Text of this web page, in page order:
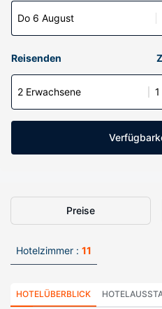
Do 6 August
Reisenden
2 Erwachsene
Preise
Hotelzimmer : 11
HOTELÜBERBLICK